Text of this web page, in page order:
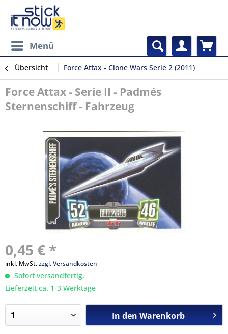
Menü
Übersicht Force Attax - Clone Wars Serie 2 (2011)
Force Attax - Serie II - Padmés
Sternenschiff - Fahrzeug
0,45 € *
inkl. MwSt.zzgl. Versandkosten
Sofort versandfertig,
Lieferzeit ca. 1-3 Werktage
In den Warenkorb